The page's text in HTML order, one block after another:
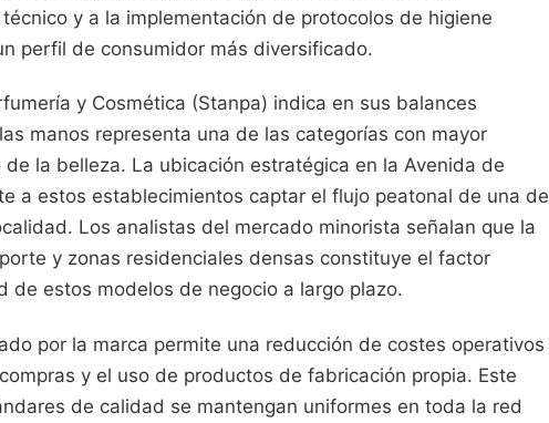
y a la implementación de protocolos de higiene
perfil de consumidor más diversificado.
y Cosmética (Stanpa) indica en sus balances
manos representa una de las categorías con mayor
la belleza. La ubicación estratégica en la Avenida de
a estos establecimientos captar el flujo peatonal de una de
Los analistas del mercado minorista señalan que la
y zonas residenciales densas constituye el factor
de estos modelos de negocio a largo plazo.
por la marca permite una reducción de costes operativos
y el uso de productos de fabricación propia. Este
de calidad se mantengan uniformes en toda la red